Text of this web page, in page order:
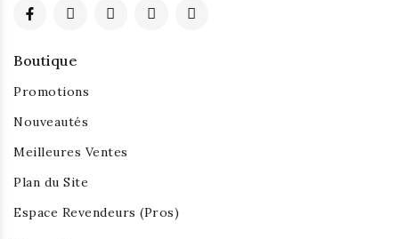
Boutique
Promotions
Nouveautés
Meilleures Ventes
Plan du Site
Espace Revendeurs (Pros)